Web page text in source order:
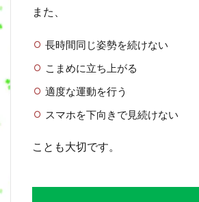
また、
長時間同じ姿勢を続けない
こまめに立ち上がる
適度な運動を行う
スマホを下向きで見続けない
ことも大切です。